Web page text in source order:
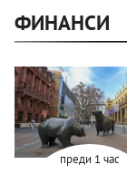
ФИНАНСИ
преди 1 час